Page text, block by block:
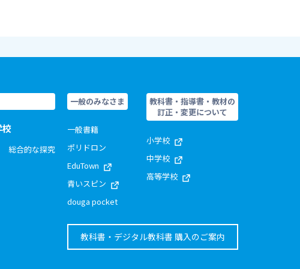
校
総合的な探究
一般のみなさま
一般書籍
ポリドロン
EduTown
青いスピン
douga pocket
教科書・指導書・教材の
訂正・変更について
小学校
中学校
高等学校
教科書・デジタル教科書 購入のご案内